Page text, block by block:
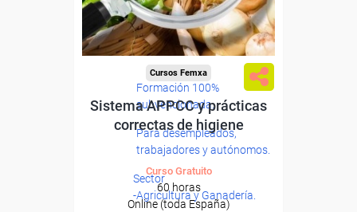
Formación 100%
subvencionada.
Para desempleados,
trabajadores y autónomos.
Sector
-Agricultura y Ganadería.
Cursos Femxa
Sistema APPCC y prácticas
correctas de higiene
Curso Gratuito
60 horas
Online (toda España)